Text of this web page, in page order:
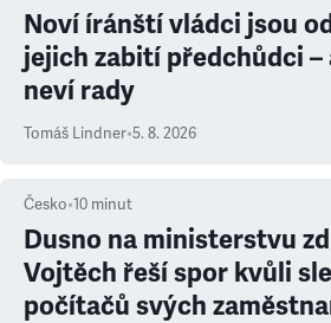
Noví íránští vládci jsou
jejich zabití předchůdci –
neví rady
Tomáš Lindner•5. 8. 2026
Česko•10 minut
Dusno na ministerstvu
Vojtěch řeší spor kvůli
počítačů svých